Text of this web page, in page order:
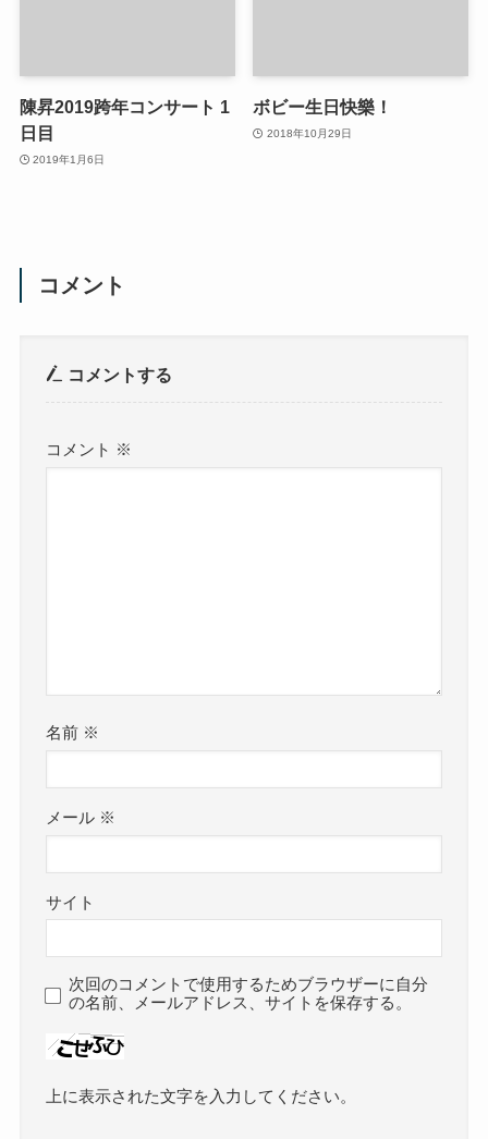
陳昇2019跨年コンサート 1
日目
2019年1月6日
ボビー生日快樂！
2018年10月29日
コメント
コメントする
コメント ※
名前 ※
メール ※
サイト
次回のコメントで使用するためブラウザーに自分
の名前、メールアドレス、サイトを保存する。
上に表示された文字を入力してください。